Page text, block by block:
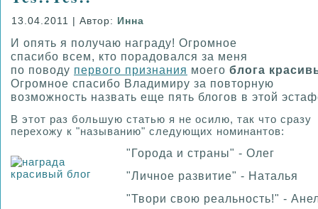
13.04.2011 | Автор: Инна
И опять я получаю награду! Огромное
спасибо всем, кто порадовался за меня
по поводу первого признания моего блога
Огромное спасибо Владимиру за повторную
возможность назвать еще пять блогов в этой
В этот раз большую статью я не осилю, так что сразу
перехожу к "называнию" следующих номинантов:
"Города и страны" - Олег
"Личное развитие" - Наталья
"Твори свою реальность!" -